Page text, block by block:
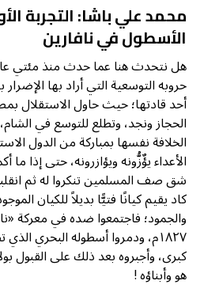
محمد علي باشا: التجربة
الأسطول في نافارين
هل نتحدث هنا عما حدث منذ مئتي
حروبه التوسعية التي أراد بها الإضرار
أحد قادتها؛ حيث حاول الاستقلال
الحجاز ونجد، وتطلع للتوسع في
الخلافة نفسها بمباركة من الدول
الأعداء يؤٌزُّونه ويؤازرونه، حتى إذا
شق صف المسلمين تنكروا له ثم
كاد يقيم كيانًا فتيًّا بديلاً للكيان
والجمود؛ فاجتمعوا ضده في معركة
١٨٢٧م، ودمروا أسطوله البحري
كبرى، وأجبروه بعد ذلك على القبول
هو وأبناؤه !